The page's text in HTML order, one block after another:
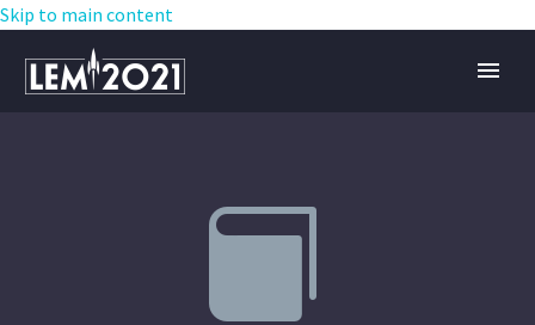
Skip to main content

